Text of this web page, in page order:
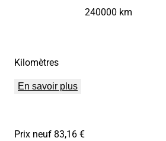
Kilomètres
240000 km
En savoir plus
Prix neuf 83,16 €